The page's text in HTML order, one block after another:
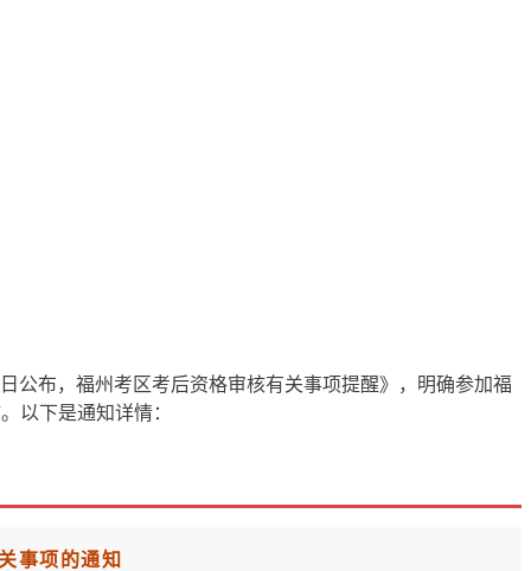
公布，福州考区考后资格审核有关事项提醒》，明确参加福
以下是通知详情：
事项的通知